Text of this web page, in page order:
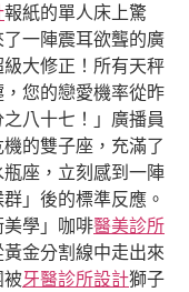
報紙的單人床上驚
一陣震耳欲聾的廣
大修正！所有天秤
您的戀愛機率從昨
八十七！」廣播員
的雙子座，充滿了
座，立刻感到一陣
」後的標準反應。
學」咖啡醫美診所
金分割線中走出來
被牙醫診所設計獅子